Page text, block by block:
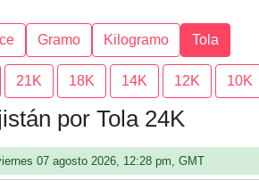
Gramo Kilogramo Tola
21K 18K 14K 12K 10K
por Tola 24K
07 agosto 2026, 12:28 pm, GMT